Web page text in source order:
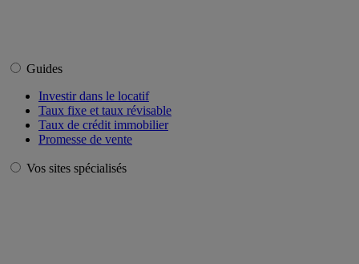
Guides
Investir dans le locatif
Taux fixe et taux révisable
Taux de crédit immobilier
Promesse de vente
Vos sites spécialisés